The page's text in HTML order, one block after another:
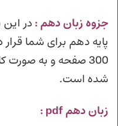
جزوه زبان دهم : در
پایه دهم برای شما
300 صفحه و به صورت
شده است.
زبان دهم pdf :